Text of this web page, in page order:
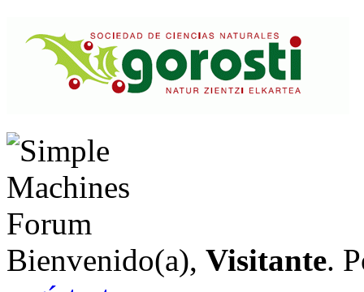
Bienvenido(a), Visitante.